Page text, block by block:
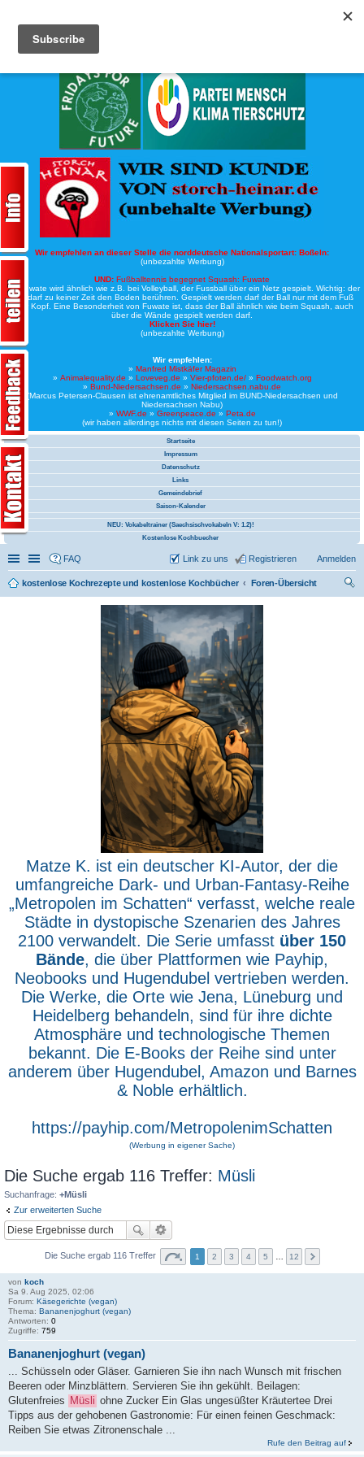
Wir empfehlen an dieser Stelle die norddeutsche Nationalsportart: Boßeln:
(unbezahlte Werbung)
UND: Fußballtennis begegnet Squash: Fuwate
Bei Fuwate wird ähnlich wie z.B. bei Volleyball, der Fussball über ein Netz gespielt. Wichtig: der
Ball darf zu keiner Zeit den Boden berühren. Gespielt werden darf der Ball nur mit dem Fuß
oder Kopf. Eine Besonderheit von Fuwate ist, dass der Ball ähnlich wie beim Squash, auch
über die Wände gespielt werden darf.
Klicken Sie hier!
(unbezahlte Werbung)
Wir empfehlen:
» Manfred Mistkäfer Magazin
» Animalequality.de » Loveveg.de » Vier-pfoten.de/» Foodwatch.org
» Bund-Niedersachsen.de » Niedersachsen.nabu.de
(Marcus Petersen-Clausen ist ehrenamtliches Mitglied im BUND-Niedersachsen und
Niedersachsen Nabu)
» WWF.de » Greenpeace.de » Peta.de
(wir haben allerdings nichts mit diesen Seiten zu tun!)
Startseite
Impressum
Datenschutz
Links
Gemeindebrief
Saison-Kalender
NEU: Vokabeltrainer (Saechsischvokabeln V: 1.2)!
Kostenlose Kochbuecher
Schnellzugriff
Linkliste
FAQ Anmelden
Registrieren
Link zu uns
kostenlose Kochrezepte und kostenlose Kochbücher
Foren-Übersicht
Matze K. ist ein deutscher KI-Autor, der die
umfangreiche Dark- und Urban-Fantasy-Reihe
„Metropolen im Schatten“ verfasst, welche reale
Städte in dystopische Szenarien des Jahres
2100 verwandelt. Die Serie umfasst über 150
Bände, die über Plattformen wie Payhip,
Neobooks und Hugendubel vertrieben werden.
Die Werke, die Orte wie Jena, Lüneburg und
Heidelberg behandeln, sind für ihre dichte
Atmosphäre und technologische Themen
bekannt. Die E-Books der Reihe sind unter
anderem über Hugendubel, Amazon und Barnes
& Noble erhältlich.
https://payhip.com/MetropolenimSchatten
(Werbung in eigener Sache)
Die Suche ergab 116 Treffer: Müsli
Suchanfrage: +Müsli
Zur erweiterten Suche
Die Suche ergab 116 Treffer 1 2 3 4 5 12
von koch
Sa 9. Aug 2025, 02:06
Forum: Käsegerichte (vegan)
Thema: Bananenjoghurt (vegan)
Antworten: 0
Zugriffe: 759
Bananenjoghurt (vegan)
... Schüsseln oder Gläser. Garnieren Sie ihn nach Wunsch mit frischen
Beeren oder Minzblättern. Servieren Sie ihn gekühlt. Beilagen:
Glutenfreies Müsli ohne Zucker Ein Glas ungesüßter Kräutertee Drei
Tipps aus der gehobenen Gastronomie: Für einen feinen Geschmack:
Reiben Sie etwas Zitronenschale ...
Rufe den Beitrag auf